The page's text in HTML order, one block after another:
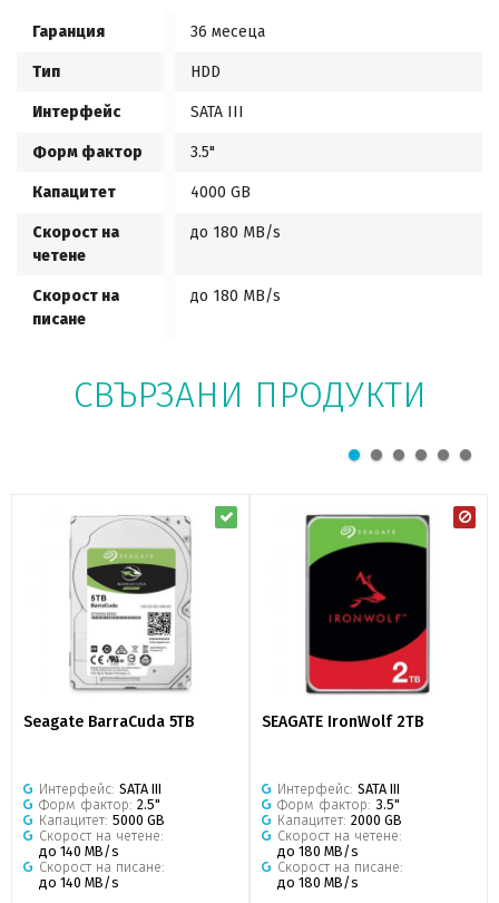
Гаранция 36 месеца
Тип HDD
Интерфейс SATA III
Форм фактор 3.5"
Капацитет 4000 GB
Скорост на
четене
до 180 MB/s
Скорост на
писане
до 180 MB/s
СВЪРЗАНИ ПРОДУКТИ
Seagate BarraCuda 5TB
Интерфейс: SATA III
Форм фактор: 2.5"
Капацитет: 5000 GB
Скорост на четене:
до 140 MB/s
Скорост на писане:
до 140 MB/s
SEAGATE IronWolf 2TB
Интерфейс: SATA III
Форм фактор: 3.5"
Капацитет: 2000 GB
Скорост на четене:
до 180 MB/s
Скорост на писане:
до 180 MB/s